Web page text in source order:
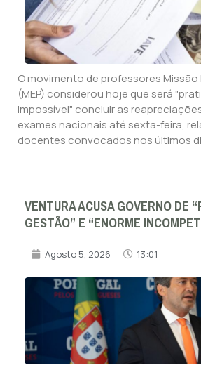
O movimento de professores Missão
(MEP) considerou hoje que será
impossível" concluir as reapreciações
exames nacionais até sexta-feira,
docentes convocados nos últimos
VENTURA ACUSA GOVERNO DE
GESTÃO” E “ENORME
Agosto 5, 2026 13:01